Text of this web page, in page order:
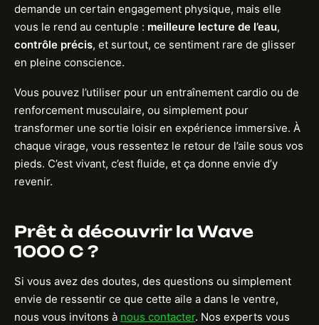
demande un certain engagement physique, mais elle
vous le rend au centuple : meilleure lecture de l’eau,
contrôle précis, et surtout, ce sentiment rare de glisser
en pleine conscience.
Vous pouvez l’utiliser pour un entraînement cardio ou de
renforcement musculaire, ou simplement pour
transformer une sortie loisir en expérience immersive. À
chaque virage, vous ressentez le retour de l’aile sous vos
pieds. C’est vivant, c’est fluide, et ça donne envie d’y
revenir.
Prêt à découvrir la Wave
1000 C ?
Si vous avez des doutes, des questions ou simplement
envie de ressentir ce que cette aile a dans le ventre,
nous vous invitons à nous contacter. Nos experts vous